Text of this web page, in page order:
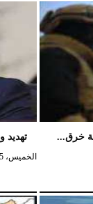
خرق... تهديد
الخميس، 15 يناير 2026